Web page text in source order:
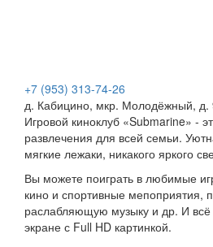
+7 (953) 313-74-26
д. Кабицино, мкр. Молодёжный, д.
Игровой киноклуб «Submarine» -
развлечения для всей семьи.
мягкие лежаки, никакого яркого
Вы можете поиграть в любимые
кино и спортивные мепоприятия,
раслабляющую музыку и др. И всё
экране с Full HD картинкой.